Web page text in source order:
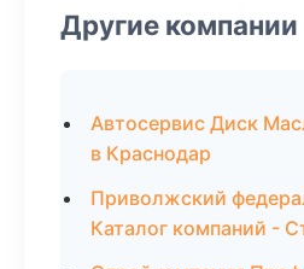
Другие компании
Автосервис Диск
в Краснодар
Приволжский
Каталог компаний -